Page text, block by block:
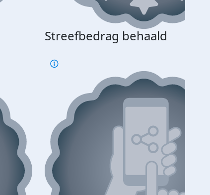
Streefbedrag behaald